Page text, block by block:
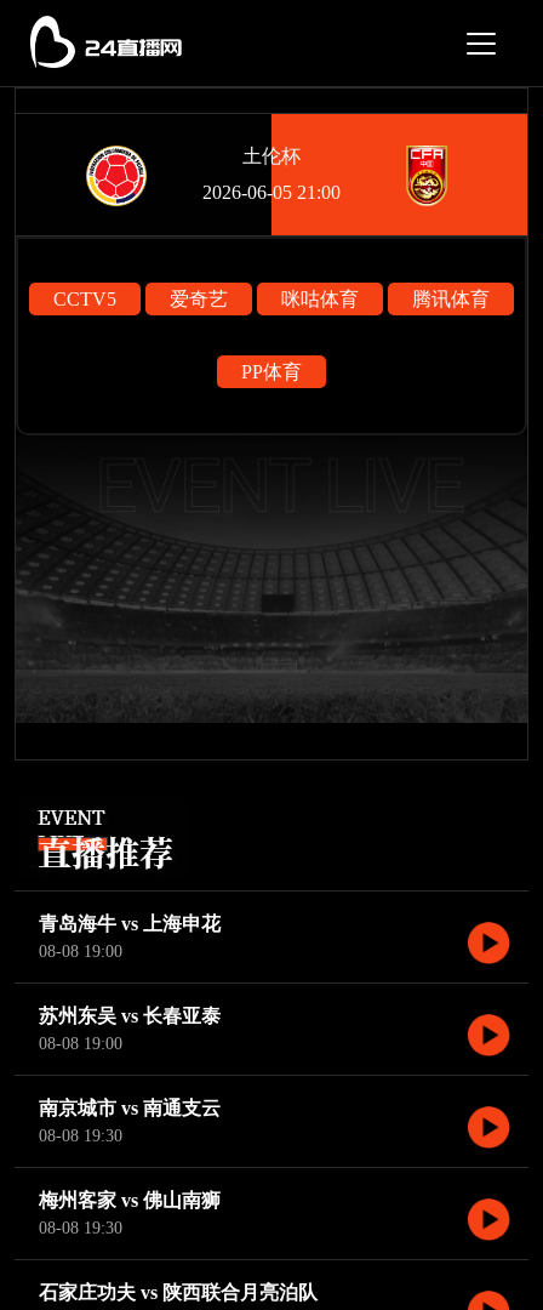
土伦杯
2026-06-05 21:00
CCTV5 爱奇艺 咪咕体育 腾讯体育
PP体育
青岛海牛 vs 上海申花
08-08 19:00
苏州东吴 vs 长春亚泰
08-08 19:00
南京城市 vs 南通支云
08-08 19:30
梅州客家 vs 佛山南狮
08-08 19:30
石家庄功夫 vs 陕西联合月亮泊队